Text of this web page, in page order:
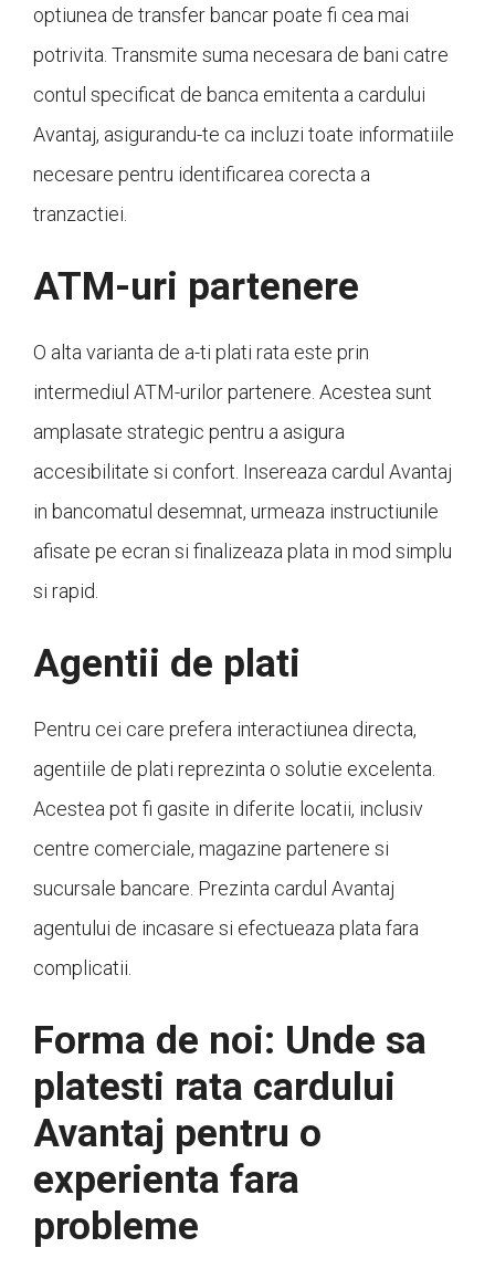
optiunea de transfer bancar poate fi cea mai
potrivita. Transmite suma necesara de bani catre
contul specificat de banca emitenta a cardului
Avantaj, asigurandu-te ca incluzi toate informatiile
necesare pentru identificarea corecta a
tranzactiei.
ATM-uri partenere
O alta varianta de a-ti plati rata este prin
intermediul ATM-urilor partenere. Acestea sunt
amplasate strategic pentru a asigura
accesibilitate si confort. Insereaza cardul Avantaj
in bancomatul desemnat, urmeaza instructiunile
afisate pe ecran si finalizeaza plata in mod simplu
si rapid.
Agentii de plati
Pentru cei care prefera interactiunea directa,
agentiile de plati reprezinta o solutie excelenta.
Acestea pot fi gasite in diferite locatii, inclusiv
centre comerciale, magazine partenere si
sucursale bancare. Prezinta cardul Avantaj
agentului de incasare si efectueaza plata fara
complicatii.
Forma de noi: Unde sa
platesti rata cardului
Avantaj pentru o
experienta fara
probleme